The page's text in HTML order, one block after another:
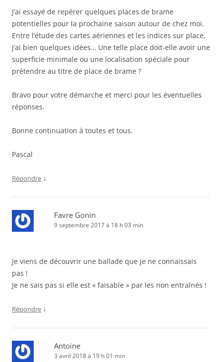
J’ai essayé de repérer quelques places de brame
potentielles pour la prochaine saison autour de chez moi.
Entre l’étude des cartes aériennes et les indices sur place,
j’ai bien quelques idées… Une telle place doit-elle avoir une
superficie minimale ou une localisation spéciale pour
prétendre au titre de place de brame ?
Bravo pour votre démarche et merci pour les éventuelles
réponses.
Bonne continuation à toutes et tous.
Pascal
Répondre ↓
Favre Gonin
9 septembre 2017 à 18 h 03 min
Je viens de découvrir une ballade que je ne connaissais
pas !
Je ne sais pas si elle est « faisable » par les non entraînés !
Répondre ↓
Antoine
3 avril 2018 à 19 h 01 min